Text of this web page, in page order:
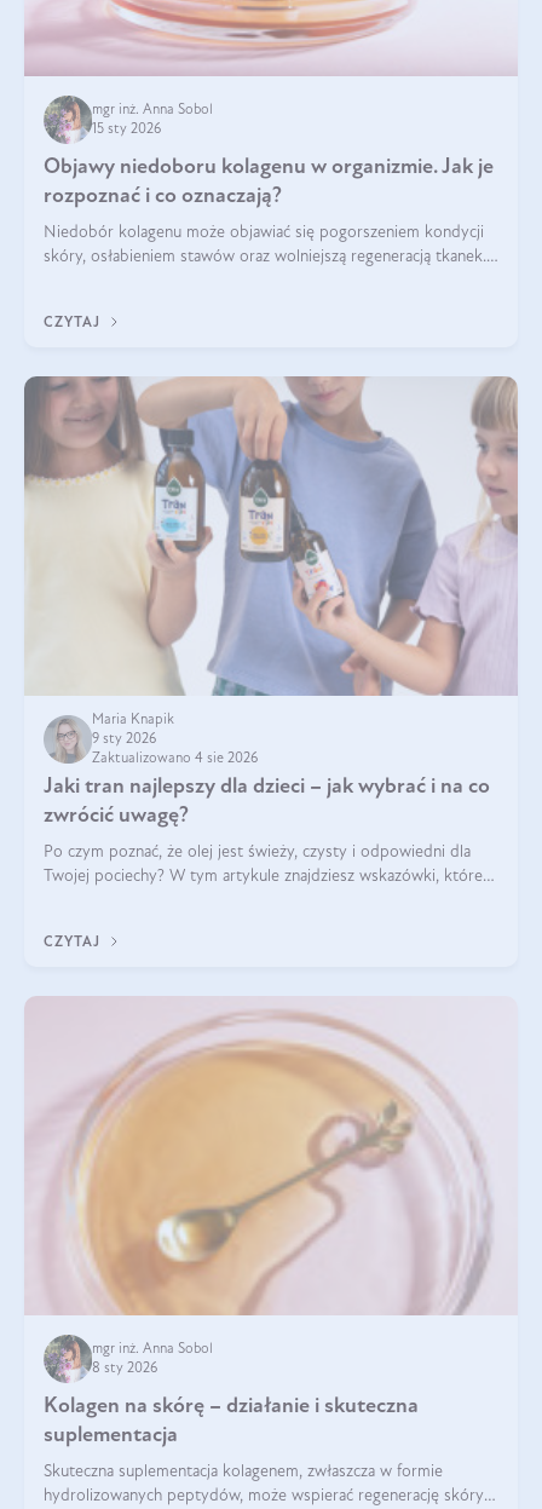
mgr inż. Anna Sobol
15 sty 2026
Objawy niedoboru kolagenu w organizmie. Jak je
rozpoznać i co oznaczają?
Niedobór kolagenu może objawiać się pogorszeniem kondycji
skóry, osłabieniem stawów oraz wolniejszą regeneracją tkanek.
osłabienie włosów.
CZYTAJ
Maria Knapik
9 sty 2026
Zaktualizowano 4 sie 2026
Jaki tran najlepszy dla dzieci – jak wybrać i na co
zwrócić uwagę?
Po czym poznać, że olej jest świeży, czysty i odpowiedni dla
Twojej pociechy? W tym artykule znajdziesz wskazówki, które
CZYTAJ
mgr inż. Anna Sobol
8 sty 2026
Kolagen na skórę – działanie i skuteczna
suplementacja
Skuteczna suplementacja kolagenem, zwłaszcza w formie
hydrolizowanych peptydów, może wspierać regenerację skóry i